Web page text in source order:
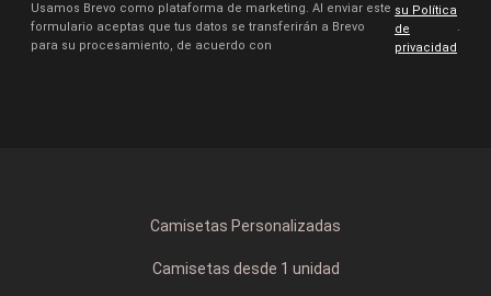
Usamos Brevo como plataforma de marketing. Al enviar este
formulario aceptas que tus datos se transferirán a Brevo
para su procesamiento, de acuerdo con
su Política
de
privacidad
.
Camisetas Personalizadas
Camisetas desde 1 unidad